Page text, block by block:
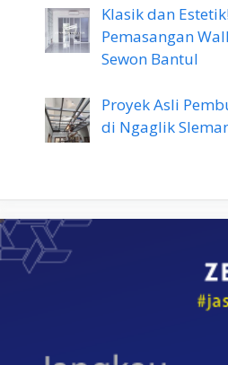
Klasik dan
Pemasangan
Sewon Bantul
Proyek Asli
di Ngaglik